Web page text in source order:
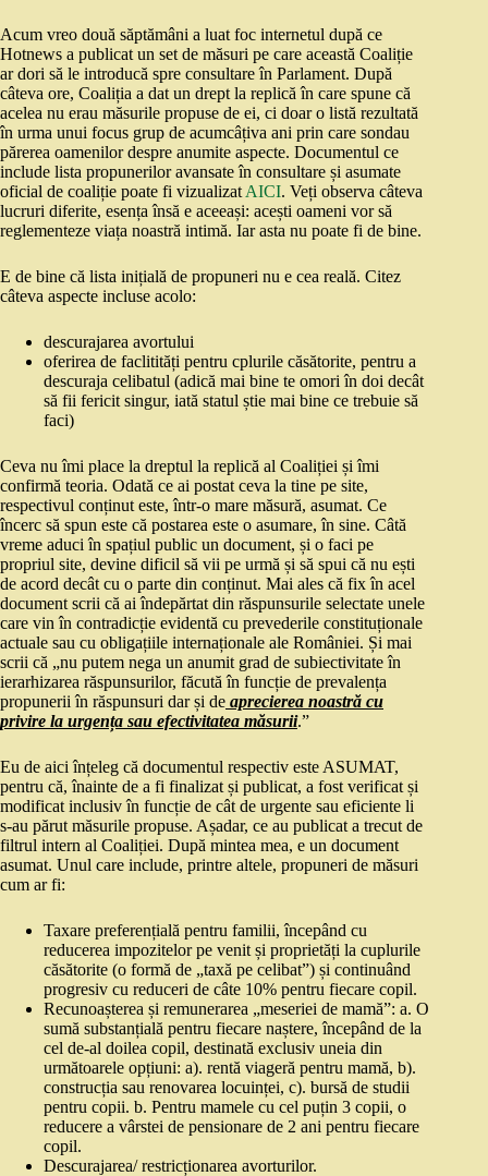
Acum vreo două săptămâni a luat foc internetul după ce
Hotnews a publicat un set de măsuri pe care această Coaliție
ar dori să le introducă spre consultare în Parlament. După
câteva ore, Coaliția a dat un drept la replică în care spune că
acelea nu erau măsurile propuse de ei, ci doar o listă rezultată
în urma unui focus grup de acumcâțiva ani prin care sondau
părerea oamenilor despre anumite aspecte. Documentul ce
include lista propunerilor avansate în consultare și asumate
oficial de coaliție poate fi vizualizat AICI. Veți observa câteva
lucruri diferite, esența însă e aceeași: acești oameni vor să
reglementeze viața noastră intimă. Iar asta nu poate fi de bine.
E de bine că lista inițială de propuneri nu e cea reală. Citez
câteva aspecte incluse acolo:
descurajarea avortului
oferirea de faclitități pentru cplurile căsătorite, pentru a
descuraja celibatul (adică mai bine te omori în doi decât
să fii fericit singur, iată statul știe mai bine ce trebuie să
faci)
Ceva nu îmi place la dreptul la replică al Coaliției și îmi
confirmă teoria. Odată ce ai postat ceva la tine pe site,
respectivul conținut este, într-o mare măsură, asumat. Ce
încerc să spun este că postarea este o asumare, în sine. Câtă
vreme aduci în spațiul public un document, și o faci pe
propriul site, devine dificil să vii pe urmă și să spui că nu ești
de acord decât cu o parte din conținut. Mai ales că fix în acel
document scrii că ai îndepărtat din răspunsurile selectate unele
care vin în contradicție evidentă cu prevederile constituționale
actuale sau cu obligațiile internaționale ale României. Și mai
scrii că „nu putem nega un anumit grad de subiectivitate în
ierarhizarea răspunsurilor, făcută în funcție de prevalența
propunerii în răspunsuri dar și de aprecierea noastră cu
privire la urgența sau efectivitatea măsurii.”
Eu de aici înțeleg că documentul respectiv este ASUMAT,
pentru că, înainte de a fi finalizat și publicat, a fost verificat și
modificat inclusiv în funcție de cât de urgente sau eficiente li
s-au părut măsurile propuse. Așadar, ce au publicat a trecut de
filtrul intern al Coaliției. După mintea mea, e un document
asumat. Unul care include, printre altele, propuneri de măsuri
cum ar fi:
Taxare preferențială pentru familii, începând cu
reducerea impozitelor pe venit și proprietăți la cuplurile
căsătorite (o formă de „taxă pe celibat”) și continuând
progresiv cu reduceri de câte 10% pentru fiecare copil.
Recunoașterea și remunerarea „meseriei de mamă”: a. O
sumă substanțială pentru fiecare naștere, începând de la
cel de-al doilea copil, destinată exclusiv uneia din
următoarele opțiuni: a). rentă viageră pentru mamă, b).
construcția sau renovarea locuinței, c). bursă de studii
pentru copii. b. Pentru mamele cu cel puțin 3 copii, o
reducere a vârstei de pensionare de 2 ani pentru fiecare
copil.
Descurajarea/ restricționarea avorturilor.